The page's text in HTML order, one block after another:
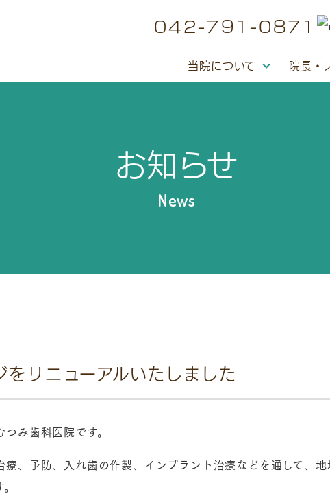
042-791-0871
当院について 院長・
お知らせ
News
をリニューアルいたしました
み歯科医院です。
療、予防、入れ歯の作製、インプラント治療などを通して、